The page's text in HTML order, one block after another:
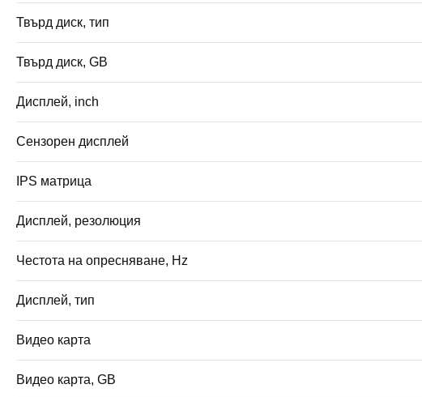
Твърд диск, тип
Твърд диск, GB
Дисплей, inch
Сензорен дисплей
IPS матрица
Дисплей, резолюция
Честота на опресняване, Hz
Дисплей, тип
Видео карта
Видео карта, GB